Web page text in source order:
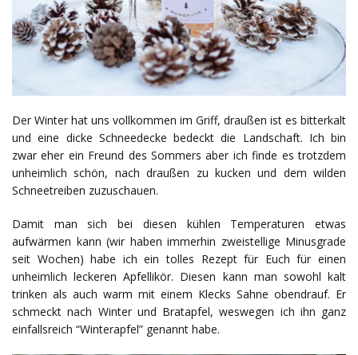
Der Winter hat uns vollkommen im Griff, draußen ist es bitterkalt
und eine dicke Schneedecke bedeckt die Landschaft. Ich bin
zwar eher ein Freund des Sommers aber ich finde es trotzdem
unheimlich schön, nach draußen zu kucken und dem wilden
Schneetreiben zuzuschauen.
Damit man sich bei diesen kühlen Temperaturen etwas
aufwärmen kann (wir haben immerhin zweistellige Minusgrade
seit Wochen) habe ich ein tolles Rezept für Euch für einen
unheimlich leckeren Apfellikör. Diesen kann man sowohl kalt
trinken als auch warm mit einem Klecks Sahne obendrauf. Er
schmeckt nach Winter und Bratapfel, weswegen ich ihn ganz
einfallsreich “Winterapfel” genannt habe.